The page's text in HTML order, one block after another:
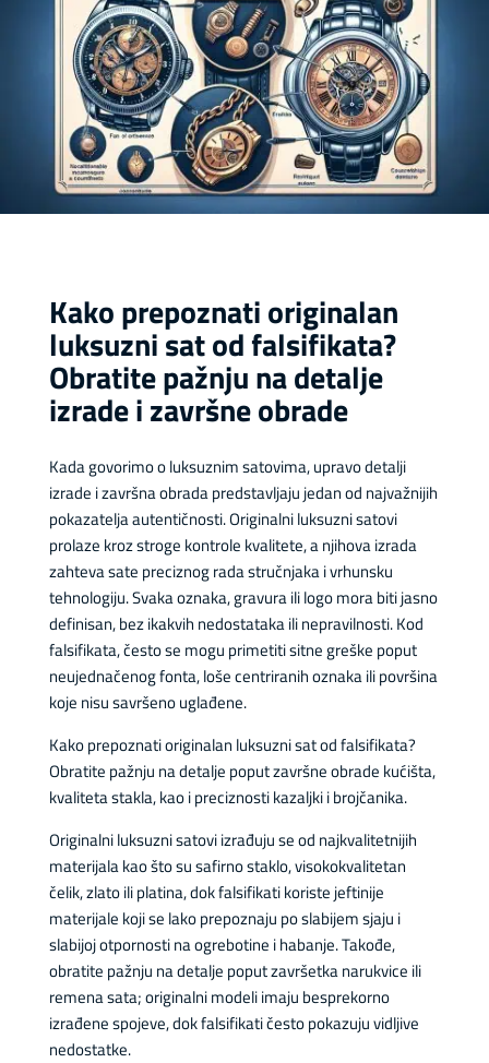
Kako prepoznati originalan
luksuzni sat od falsifikata?
Obratite pažnju na detalje
izrade i završne obrade
Kada govorimo o luksuznim satovima, upravo detalji
izrade i završna obrada predstavljaju jedan od najvažnijih
pokazatelja autentičnosti. Originalni luksuzni satovi
prolaze kroz stroge kontrole kvalitete, a njihova izrada
zahteva sate preciznog rada stručnjaka i vrhunsku
tehnologiju. Svaka oznaka, gravura ili logo mora biti jasno
definisan, bez ikakvih nedostataka ili nepravilnosti. Kod
falsifikata, često se mogu primetiti sitne greške poput
neujednačenog fonta, loše centriranih oznaka ili površina
koje nisu savršeno uglađene.
Kako prepoznati originalan luksuzni sat od falsifikata?
Obratite pažnju na detalje poput završne obrade kućišta,
kvaliteta stakla, kao i preciznosti kazaljki i brojčanika.
Originalni luksuzni satovi izrađuju se od najkvalitetnijih
materijala kao što su safirno staklo, visokokvalitetan
čelik, zlato ili platina, dok falsifikati koriste jeftinije
materijale koji se lako prepoznaju po slabijem sjaju i
slabijoj otpornosti na ogrebotine i habanje. Takođe,
obratite pažnju na detalje poput završetka narukvice ili
remena sata; originalni modeli imaju besprekorno
izrađene spojeve, dok falsifikati često pokazuju vidljive
nedostatke.